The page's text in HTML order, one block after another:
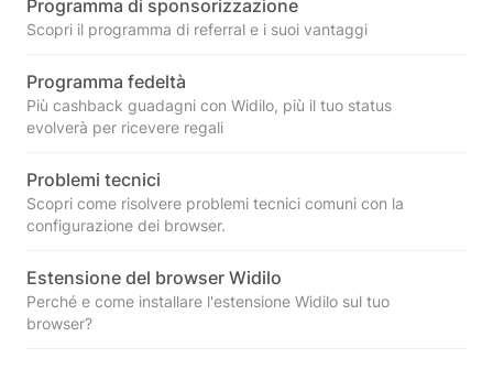
Programma di sponsorizzazione
Scopri il programma di referral e i suoi vantaggi
Programma fedeltà
Più cashback guadagni con Widilo, più il tuo status
evolverà per ricevere regali
Problemi tecnici
Scopri come risolvere problemi tecnici comuni con la
configurazione dei browser.
Estensione del browser Widilo
Perché e come installare l'estensione Widilo sul tuo
browser?